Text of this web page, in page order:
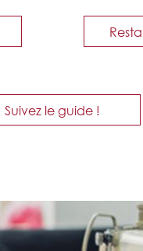
Suivez le guide !